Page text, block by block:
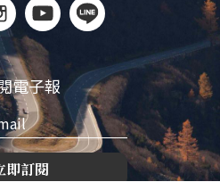
電子報
即訂閱